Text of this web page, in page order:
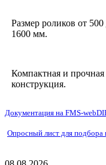
Размер роликов от 500
1600 мм.
Компактная и прочная
конструкция.
Документация на FMS-
Опросный лист для